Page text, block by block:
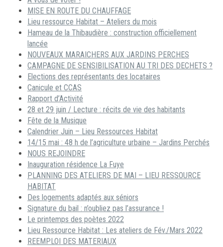
MISE EN ROUTE DU CHAUFFAGE
Lieu ressource Habitat – Ateliers du mois
Hameau de la Thibaudière : construction officiellement
lancée
NOUVEAUX MARAICHERS AUX JARDINS PERCHES
CAMPAGNE DE SENSIBILISATION AU TRI DES DECHETS ?
Elections des représentants des locataires
Canicule et CCAS
Rapport d’Activité
28 et 29 juin / Lecture : récits de vie des habitants
Fête de la Musique
Calendrier Juin – Lieu Ressources Habitat
14/15 mai : 48 h de l’agriculture urbaine – Jardins Perchés
NOUS REJOINDRE
Inauguration résidence La Fuye
PLANNING DES ATELIERS DE MAI – LIEU RESSOURCE
HABITAT
Des logements adaptés aux séniors
Signature du bail : n’oubliez pas l’assurance !
Le printemps des poètes 2022
Lieu Ressource Habitat : Les ateliers de Fév./Mars 2022
REEMPLOI DES MATERIAUX